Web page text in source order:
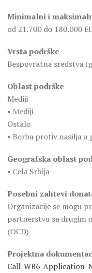
Minimalni i
od 21.700 do 180.000
Vrsta podrške
Bespovratna sredstva
Oblast podrške
Mediji
• Mediji
Ostalo
• Borba protiv nasilja u
Geografska oblast
• Cela Srbija
Posebni zahtevi
Organizacije se mogu
partnerstvu sa drugim
(OCD)
Projektna
Call-WB6-Application-